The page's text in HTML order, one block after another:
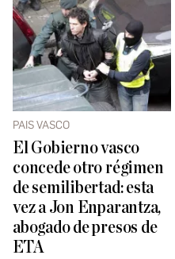
PAIS VASCO
El Gobierno vasco
concede otro régimen
de semilibertad: esta
vez a Jon Enparantza,
abogado de presos de
ETA